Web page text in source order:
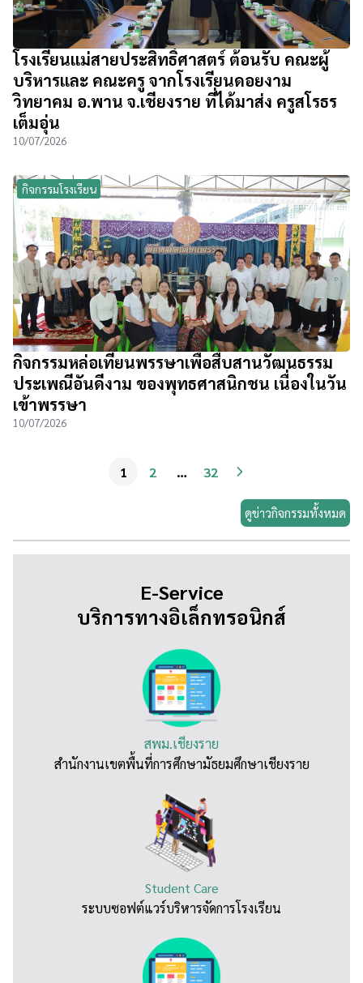
โรงเรียนแม่สายประสิทธิ์ศาสตร์ ต้อนรับ คณะผู้
บริหารและ คณะครู จากโรงเรียนดอยงาม
วิทยาคม อ.พาน จ.เชียงราย ที่ได้มาส่ง ครูสโรธร
เต็มอุ่น
10/07/2026
กิจกรรมโรงเรียน
กิจกรรมหล่อเทียนพรรษาเพื่อสืบสานวัฒนธรรม
ประเพณีอันดีงาม ของพุทธศาสนิกชน เนื่องในวัน
เข้าพรรษา
10/07/2026
1 2 … 32
ดูข่าวกิจกรรมทั้งหมด
E-Service
บริการทางอิเล็กทรอนิกส์
สพม.เชียงราย
สำนักงานเขตพื้นที่การศึกษามัธยมศึกษาเชียงราย
Student Care
ระบบซอฟต์แวร์บริหารจัดการโรงเรียน